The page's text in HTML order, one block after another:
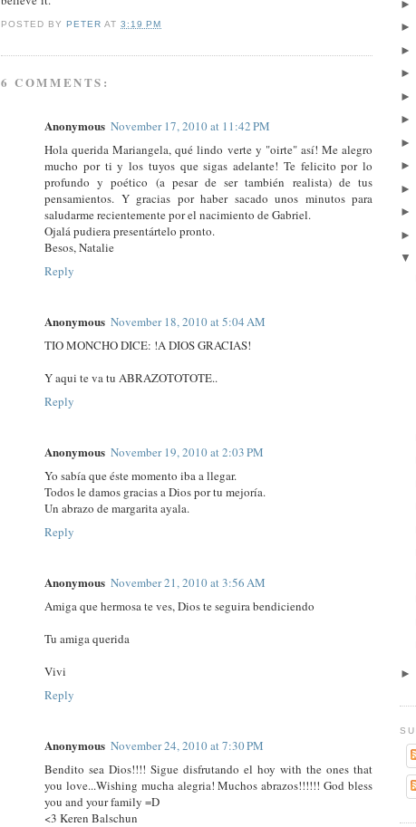
POSTED BYPETER AT3:19 PM
6 COMMENTS:
Anonymous November 17, 2010 at 11:42 PM
Hola querida Mariangela, qué lindo verte y "oirte" así! Me alegro
mucho por ti y los tuyos que sigas adelante! Te felicito por lo
profundo y poético (a pesar de ser también realista) de tus
pensamientos. Y gracias por haber sacado unos minutos para
saludarme recientemente por el nacimiento de Gabriel.
Ojalá pudiera presentártelo pronto.
Besos, Natalie
Reply
Anonymous November 18, 2010 at 5:04 AM
TIO MONCHO DICE: !A DIOS GRACIAS!
Y aqui te va tu ABRAZOTOTOTE..
Reply
Anonymous November 19, 2010 at 2:03 PM
Yo sabía que éste momento iba a llegar.
Todos le damos gracias a Dios por tu mejoría.
Un abrazo de margarita ayala.
Reply
Anonymous November 21, 2010 at 3:56 AM
Amiga que hermosa te ves, Dios te seguira bendiciendo
Tu amiga querida
Vivi
Reply
Anonymous November 24, 2010 at 7:30 PM
Bendito sea Dios!!!! Sigue disfrutando el hoy with the ones that
you love...Wishing mucha alegria! Muchos abrazos!!!!!! God bless
you and your family =D
<3 Keren Balschun
►
►
►
►
►
►
►
►
►
►
►
▼
►